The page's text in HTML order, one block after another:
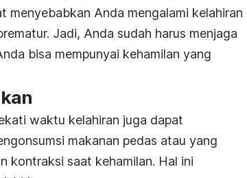
menyebabkan Anda mengalami kelahiran
Jadi, Anda sudah harus menjaga
bisa mempunyai kehamilan yang
waktu kelahiran juga dapat
makanan pedas atau yang
kontraksi saat kehamilan. Hal ini